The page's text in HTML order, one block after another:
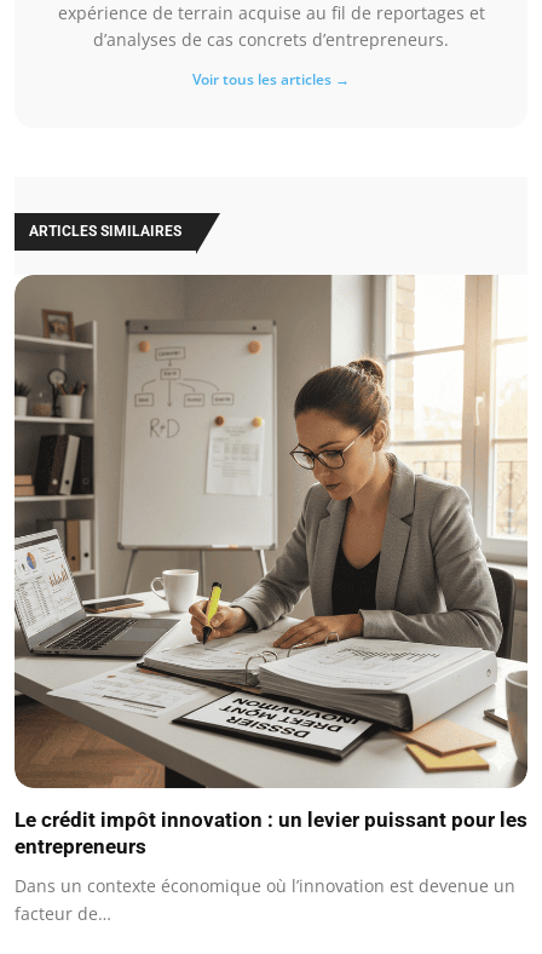
expérience de terrain acquise au fil de reportages et
d’analyses de cas concrets d’entrepreneurs.
Voir tous les articles →
ARTICLES SIMILAIRES
Le crédit impôt innovation : un levier puissant pour les
entrepreneurs
Dans un contexte économique où l’innovation est devenue un
facteur de…